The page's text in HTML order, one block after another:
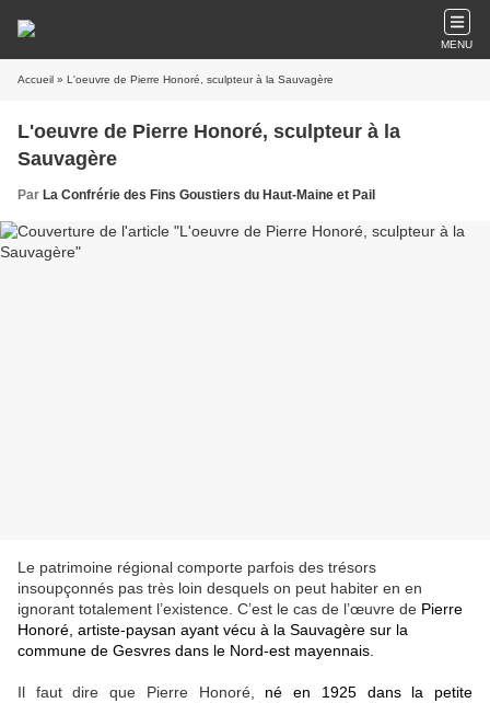
MENU
Accueil » L'oeuvre de Pierre Honoré, sculpteur à la Sauvagère
L'oeuvre de Pierre Honoré, sculpteur à la
Sauvagère
Par La Confrérie des Fins Goustiers du Haut-Maine et Pail
Le patrimoine régional comporte parfois des trésors
insoupçonnés pas très loin desquels on peut habiter en en
ignorant totalement l’existence. C’est le cas de l’œuvre de Pierre
Honoré, artiste-paysan ayant vécu à la Sauvagère sur la
commune de Gesvres dans le Nord-est mayennais.
Il faut dire que Pierre Honoré, né en 1925 dans la petite